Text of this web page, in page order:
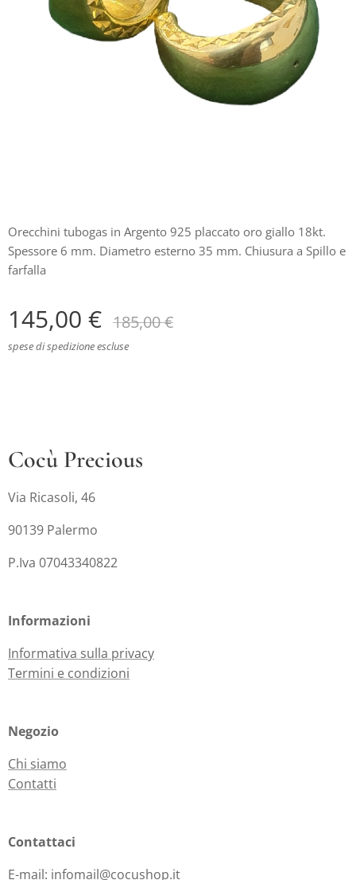
Orecchini tubogas in Argento 925 placcato oro giallo 18kt.
Spessore 6 mm. Diametro esterno 35 mm. Chiusura a Spillo e
farfalla
145,00 € 185,00€
spese di spedizione escluse
Cocù Precious
Via Ricasoli, 46
90139 Palermo
P.Iva 07043340822
Informazioni
Informativa sulla privacy
Termini e condizioni
Negozio
Chi siamo
Contatti
Contattaci
E-mail: infomail@cocushop.it